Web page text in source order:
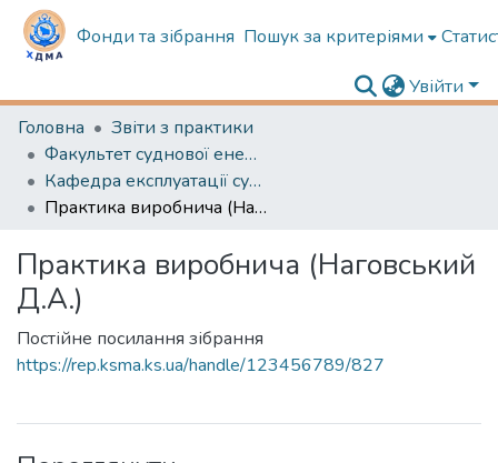
Фонди та зібрання Пошук за критеріями
Увійти
Головна
Звіти з практики
Факультет суднової енергетики
Кафедра експлуатації суднового електрообладнання і засобів автоматики
Практика виробнича (Наговський Д.А.)
Практика виробнича (Наговський
Д.А.)
Постійне посилання зібрання
https://rep.ksma.ks.ua/handle/123456789/827